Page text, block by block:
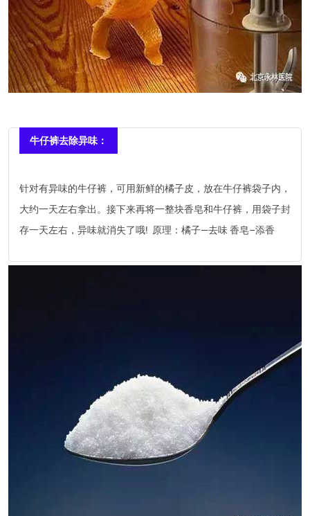
牛仔裤去除异味：
针对有异味的牛仔裤，可用新鲜的橘子皮，放在牛仔裤袋子内，
大约一天左右拿出。接下来再将一整块香皂和牛仔裤，用袋子封
存一天左右，异味就消失了哦! 原理：橘子—去味 香皂–添香